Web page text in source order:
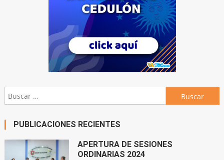
Buscar:
PUBLICACIONES RECIENTES
APERTURA DE SESIONES
ORDINARIAS 2024